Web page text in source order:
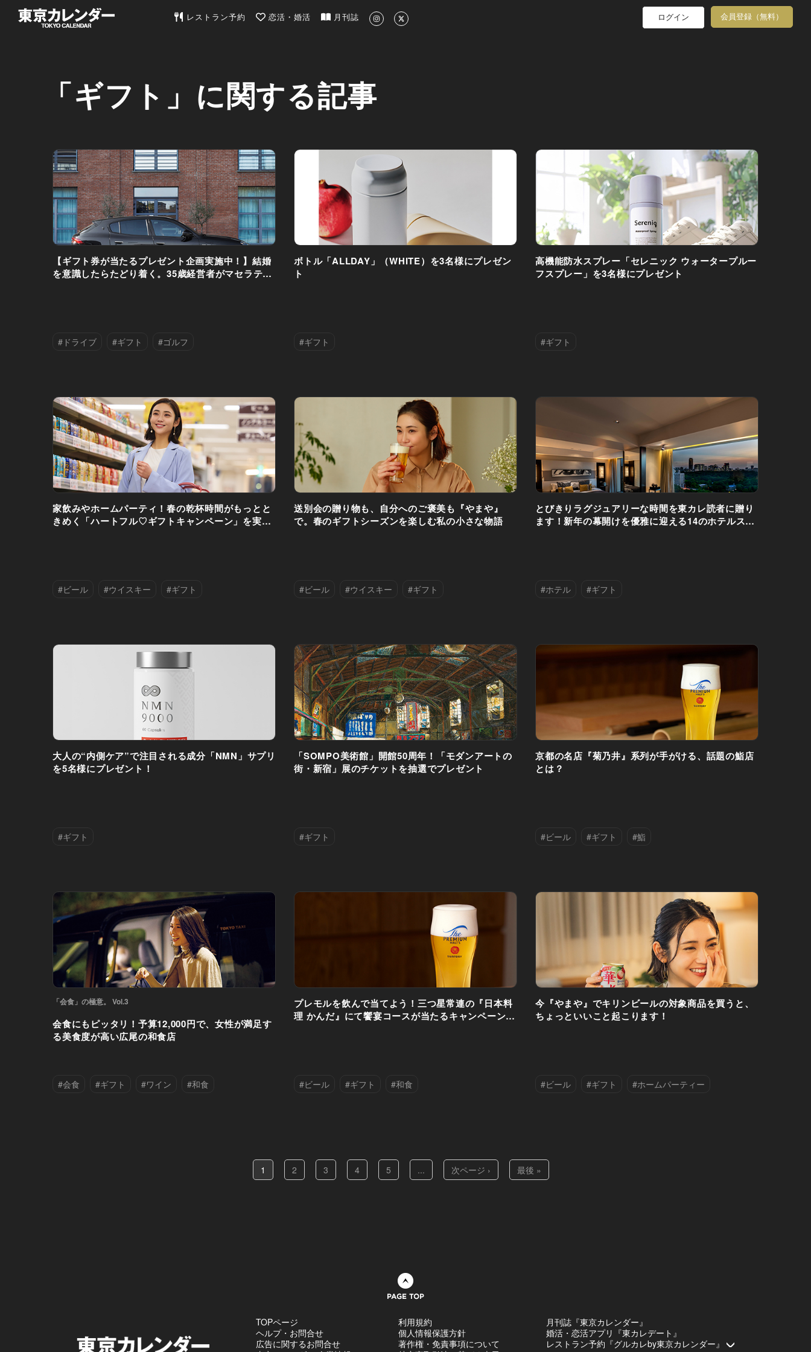
東京カレンダー | 最新のグルメ、洗練されたライフスタイル情報
レストラン予約 恋活・婚活 月刊誌 ログイン 会員登録（無料）
「ギフト」に関する記事
【ギフト券が当たるプレゼント企画実施中！】結婚
を意識したらたどり着く。35歳経営者がマセラティ
#ドライブ #ギフト
#ゴルフ
ボトル「ALLDAY」（WHITE）を3名様にプレゼン
ト
#ギフト
高機能防水スプレー「セレニック ウォータープルー
フスプレー」を3名様にプレゼント
#ギフト
家飲みやホームパーティ！春の乾杯時間がもっとと
きめく「ハートフル♡ギフトキャンペーン」を実施
#ビール #ウイスキー #ギフト
送別会の贈り物も、自分へのご褒美も『やまや』
で。春のギフトシーズンを楽しむ私の小さな物語
#ビール #ウイスキー
#ギフト
とびきりラグジュアリーな時間を東カレ読者に贈り
ます！新年の幕開けを優雅に迎える14のホテルステ
#ホテル #ギフト
大人の“内側ケア”で注目される成分「NMN」サプリ
を5名様にプレゼント！
#ギフト
「SOMPO美術館」開館50周年！「モダンアートの
街・新宿」展のチケットを抽選でプレゼント
#ギフト
京都の名店『菊乃井』系列が手がける、話題の鮨店
とは？
#ビール #ギフト #鮨
「会食」の極意。 Vol.3
会食にもピッタリ！予算12,000円で、女性が満足す
る美食度が高い広尾の和食店
#会食 #ギフト #ワイン
#和食
プレモルを飲んで当てよう！三つ星常連の『日本料
理 かんだ』にて饗宴コースが当たるキャンペーンス
#ビール #ギフト #和食
今『やまや』でキリンビールの対象商品を買うと、
ちょっといいこと起こります！
#ビール #ギフト
#ホームパーティー
1 2 3 4 5 ... 次ページ › 最後 »
TOPページ
ヘルプ・お問合せ
広告に関するお問合せ
利用規約
個人情報保護方針
著作権・免責事項について
月刊誌『東京カレンダー』
婚活・恋活アプリ『東カレデート』
レストラン予約『グルカレby東京カレンダー』